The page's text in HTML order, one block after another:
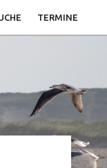
TERMINE